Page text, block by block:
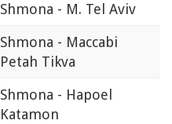
Shmona - M. Tel Aviv
Shmona - Maccabi
Petah Tikva
Shmona - Hapoel
Katamon